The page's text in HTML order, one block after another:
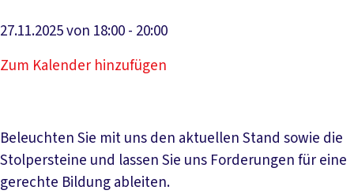
27.11.2025 von 18:00 - 20:00
Zum Kalender hinzufügen
Beleuchten Sie mit uns den aktuellen Stand sowie die
Stolpersteine und lassen Sie uns Forderungen für eine
gerechte Bildung ableiten.